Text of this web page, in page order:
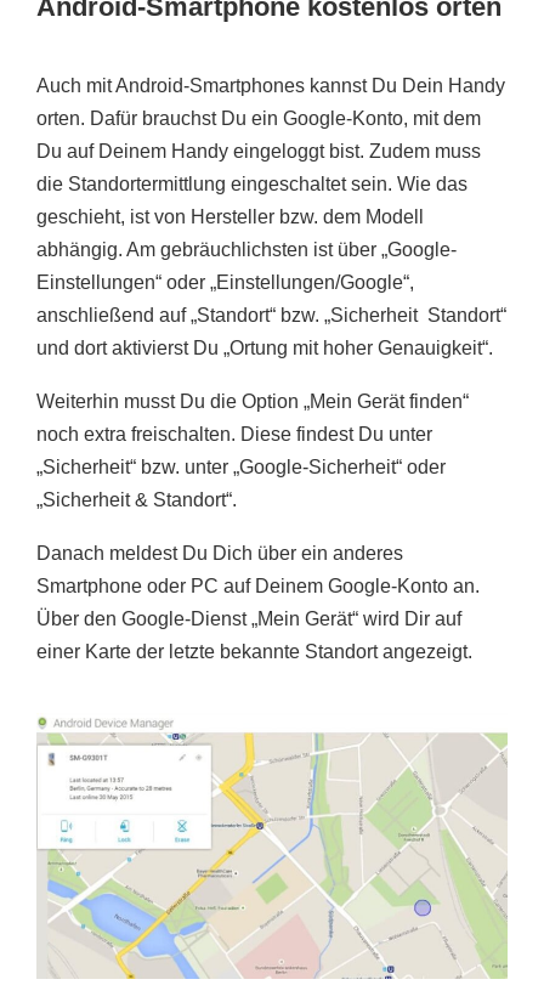
Android-Smartphone kostenlos orten
Auch mit Android-Smartphones kannst Du Dein Handy
orten. Dafür brauchst Du ein Google-Konto, mit dem
Du auf Deinem Handy eingeloggt bist. Zudem muss
die Standortermittlung eingeschaltet sein. Wie das
geschieht, ist von Hersteller bzw. dem Modell
abhängig. Am gebräuchlichsten ist über „Google-
Einstellungen“ oder „Einstellungen/Google“,
anschließend auf „Standort“ bzw. „Sicherheit Standort“
und dort aktivierst Du „Ortung mit hoher Genauigkeit“.
Weiterhin musst Du die Option „Mein Gerät finden“
noch extra freischalten. Diese findest Du unter
„Sicherheit“ bzw. unter „Google-Sicherheit“ oder
„Sicherheit & Standort“.
Danach meldest Du Dich über ein anderes
Smartphone oder PC auf Deinem Google-Konto an.
Über den Google-Dienst „Mein Gerät“ wird Dir auf
einer Karte der letzte bekannte Standort angezeigt.